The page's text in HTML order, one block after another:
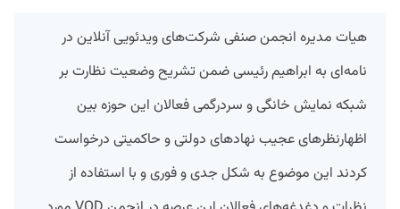
هیات مدیره انجمن صنفی شرکت‌های ویدئویی آنلاین در
نامه‌ای به ابراهیم رئیسی ضمن تشریح وضعیت نظارت بر
شبکه نمایش خانگی و سردرگمی فعالان این حوزه بین
اظهارنظرهای عجیب نهادهای دولتی و حاکمیتی درخواست
کردند این موضوع به شکل جدی و فوری و با استفاده از